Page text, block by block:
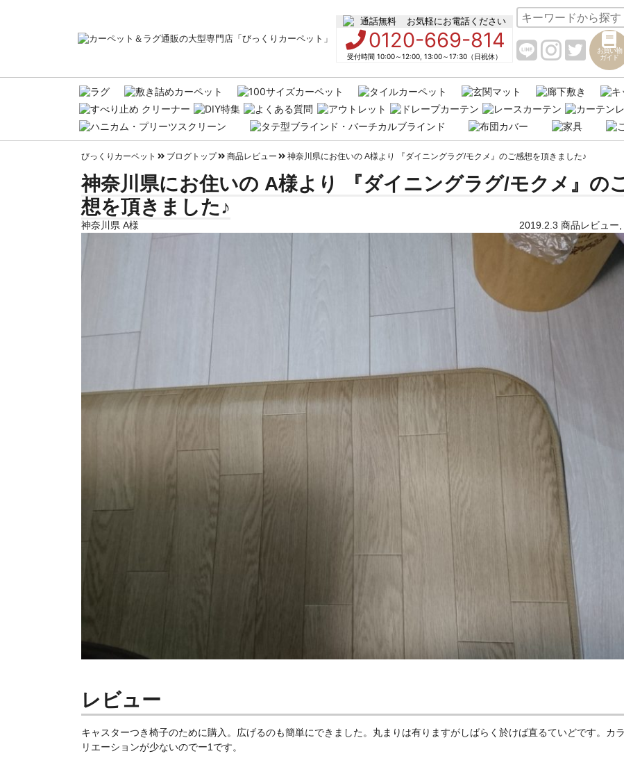
お気軽にお電話ください
0120-669-814
受付時間 10:00～12:00, 13:00～17:30（日祝休）
お買い物
ガイド
びっくりカーペット ブログトップ 商品レビュー 神奈川県にお住いの A様より 『ダイニングラグ/モクメ』のご感想を頂きました♪
神奈川県にお住いの A様より 『ダイニングラグ/モクメ』の
想を頂きました♪
神奈川県 A様 2019.2.3 商品レビュー
レビュー
キャスターつき椅子のために購入。広げるのも簡単にできました。丸まりは有りますがしばらく於けば直るていどです。カ
リエーションが少ないのでー1です。